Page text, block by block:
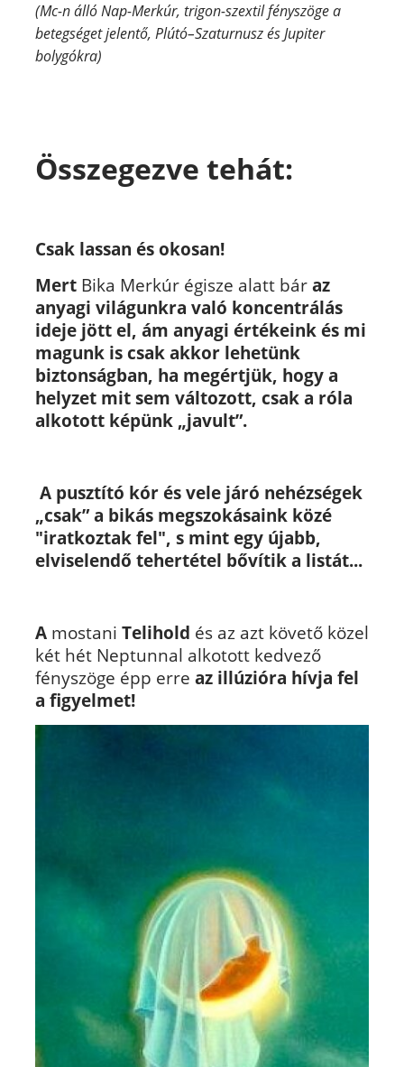
(Mc-n álló Nap-Merkúr, trigon-szextil fényszöge a
betegséget jelentő, Plútó–Szaturnusz és Jupiter
bolygókra)
Összegezve tehát:
Csak lassan és okosan!
Mert Bika Merkúr égisze alatt bár az
anyagi világunkra való koncentrálás
ideje jött el, ám anyagi értékeink és mi
magunk is csak akkor lehetünk
biztonságban, ha megértjük, hogy a
helyzet mit sem változott, csak a róla
alkotott képünk „javult”.
A pusztító kór és vele járó nehézségek
„csak” a bikás megszokásaink közé
"iratkoztak fel", s mint egy újabb,
elviselendő tehertétel bővítik a listát...
Amostani Telihold és az azt követő közel
két hét Neptunnal alkotott kedvező
fényszöge épp erre az illúzióra hívja fel
a figyelmet!